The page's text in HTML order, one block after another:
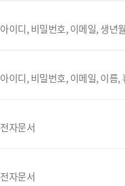
아이디, 비밀번호, 이메일, 생년
아이디, 비밀번호, 이메일, 이름
전자문서
전자문서